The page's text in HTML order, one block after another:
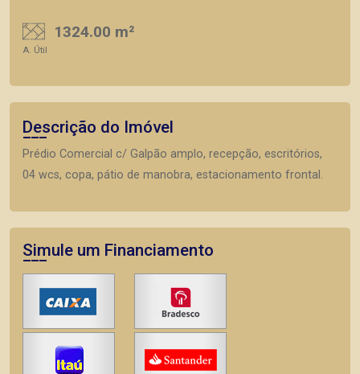
1324.00 m²
A. Útil
Descrição do Imóvel
Prédio Comercial c/ Galpão amplo, recepção, escritórios,
04 wcs, copa, pátio de manobra, estacionamento frontal.
Simule um Financiamento